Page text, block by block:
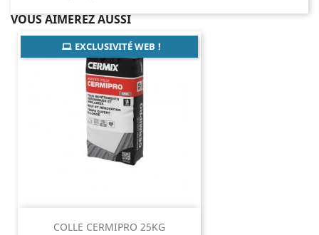
VOUS AIMEREZ AUSSI
COLLE CERMIPRO 25KG
EXCLUSIVITÉ WEB !